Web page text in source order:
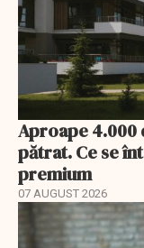
Aproape
pătrat. Ce se
premium
07 AUGUST 2026